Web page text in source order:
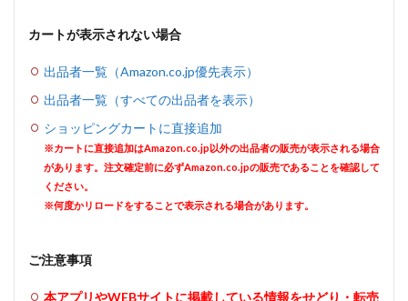
カートが表示されない場合
出品者一覧（Amazon.co.jp優先表示）
出品者一覧（すべての出品者を表示）
ショッピングカートに直接追加
※カートに直接追加はAmazon.co.jp以外の出品者の販売が表示される場合
があります。注文確定前に必ずAmazon.co.jpの販売であることを確認して
ください。
※何度かリロードをすることで表示される場合があります。
ご注意事項
本アプリやWEBサイトに掲載している情報をせどり・転売